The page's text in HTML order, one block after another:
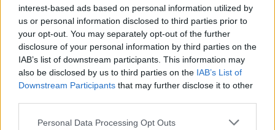
interest-based ads based on personal information utilized by
us or personal information disclosed to third parties prior to
your opt-out. You may separately opt-out of the further
disclosure of your personal information by third parties on the
IAB’s list of downstream participants. This information may
also be disclosed by us to third parties on the IAB’s List of
Downstream Participants that may further disclose it to other
Personal Data Processing Opt Outs
Aloia, il primo acquisto è Loru
Gran colpo dell'Ossese, per la difesa c'è l'ex
Torres Riccardo Idda
7 Ago 2026
Sportiva in Srl